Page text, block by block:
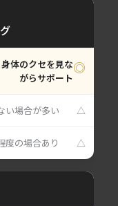
体のクセを見な
がらサポート
◎
い場合が多い △
度の場合あり △